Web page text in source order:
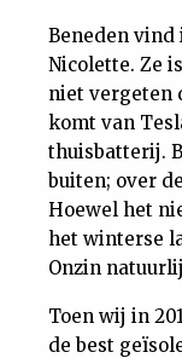
Beneden
Nicolette. Ze
niet vergeten
komt van
thuisbatterij.
buiten; over
Hoewel het
het winterse
Onzin
Toen wij in
de best